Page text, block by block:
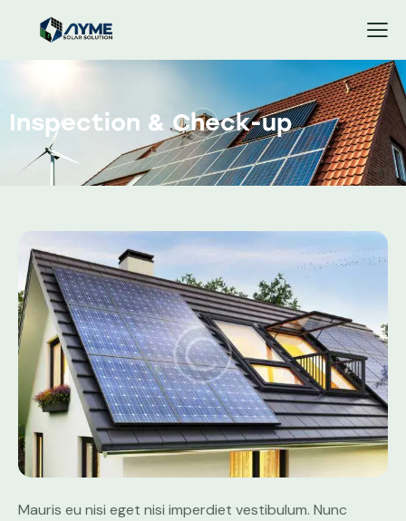
Inspection & Check-up
Mauris eu nisi eget nisi imperdiet vestibulum. Nunc